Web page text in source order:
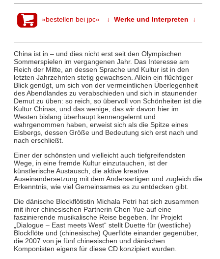
»bestellen bei jpc« ↓ Werke und Interpreten ↓
China ist in – und dies nicht erst seit den Olympischen
Sommerspielen im vergangenen Jahr. Das Interesse am
Reich der Mitte, an dessen Sprache und Kultur ist in den
letzten Jahrzehnten stetig gewachsen. Allein ein flüchtiger
Blick genügt, um sich von der vermeintlichen Überlegenheit
des Abendlandes zu verabschieden und sich in staunender
Demut zu üben: so reich, so übervoll von Schönheiten ist die
Kultur Chinas, und das wenige, das wir davon hier im
Westen bislang überhaupt kennengelernt und
wahrgenommen haben, erweist sich als die Spitze eines
Eisbergs, dessen Größe und Bedeutung sich erst nach und
nach erschließt.
Einer der schönsten und vielleicht auch tiefgreifendsten
Wege, in eine fremde Kultur einzutauchen, ist der
künstlerische Austausch, die aktive kreative
Auseinandersetzung mit dem Andersartigen und zugleich die
Erkenntnis, wie viel Gemeinsames es zu entdecken gibt.
Die dänische Blockflötistin Michala Petri hat sich zusammen
mit ihrer chinesischen Partnerin Chen Yue auf eine
faszinierende musikalische Reise begeben. Ihr Projekt
„Dialogue – East meets West“ stellt Duette für (westliche)
Blockflöte und (chinesische) Querflöte einander gegenüber,
die 2007 von je fünf chinesischen und dänischen
Komponisten eigens für diese CD konzipiert wurden.